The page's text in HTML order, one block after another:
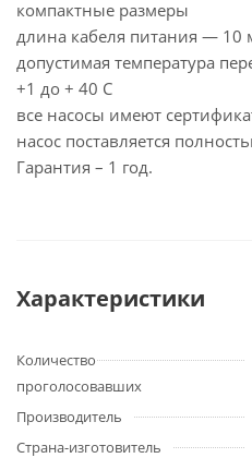
компактные размеры
длина кабеля питания — 10
допустимая температура
+1 до + 40 С
все насосы имеют
насос поставляется
Гарантия – 1 год.
Характеристики
Количество
проголосовавших
Производитель
Страна-изготовитель